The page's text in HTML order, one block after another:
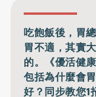
吃飽飯後，胃
胃不適，其實
的。《優活健
包括為什麼會
好？同步教您1